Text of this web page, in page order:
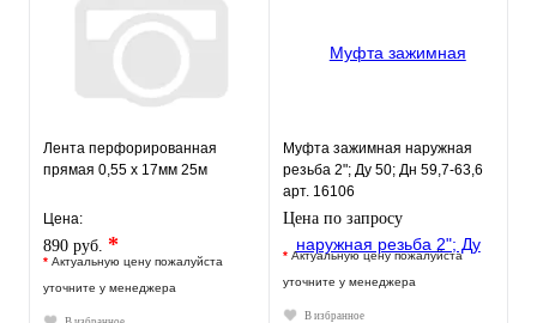
Лента перфорированная
прямая 0,55 х 17мм 25м
Цена:
890 руб. *
* Актуальную цену пожалуйста
уточните у менеджера
Муфта зажимная наружная
резьба 2"; Ду 50; Дн 59,7-63,6
арт. 16106
Цена по запросу
* Актуальную цену пожалуйста
уточните у менеджера
В избранное